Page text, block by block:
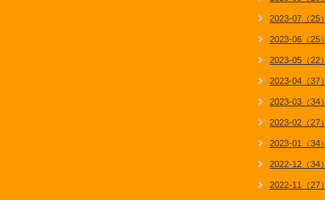
2023-07（25）
2023-06（25）
2023-05（22）
2023-04（37）
2023-03（34）
2023-02（27）
2023-01（34）
2022-12（34）
2022-11（27）